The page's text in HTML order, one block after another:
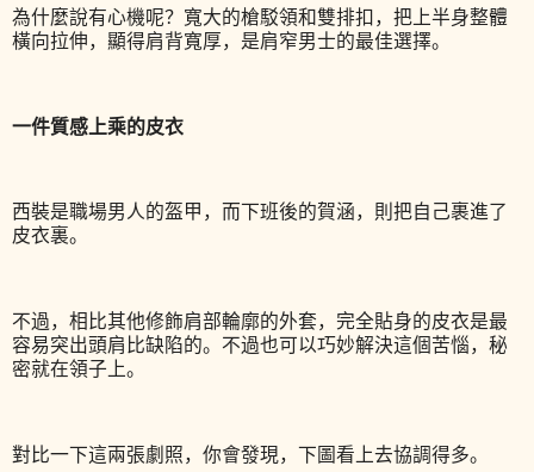
為什麼說有心機呢？寬大的槍駁領和雙排扣，把上半身整體
橫向拉伸，顯得肩背寬厚，是肩窄男士的最佳選擇。
一件質感上乘的皮衣
西裝是職場男人的盔甲，而下班後的賀涵，則把自己裹進了
皮衣裏。
不過，相比其他修飾肩部輪廓的外套，完全貼身的皮衣是最
容易突出頭肩比缺陷的。不過也可以巧妙解決這個苦惱，秘
密就在領子上。
對比一下這兩張劇照，你會發現，下圖看上去協調得多。